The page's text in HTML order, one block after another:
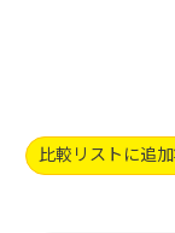
比較リストに追加